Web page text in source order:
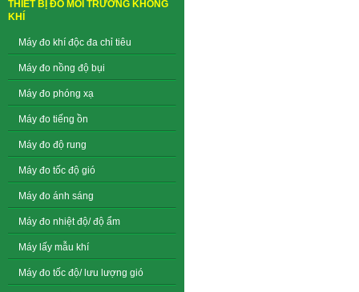
THIẾT BỊ ĐO MÔI TRƯỜNG KHÔNG
KHÍ
Máy đo khí độc đa chỉ tiêu
Máy đo nồng độ bụi
Máy đo phóng xạ
Máy đo tiếng ồn
Máy đo độ rung
Máy đo tốc độ gió
Máy đo ánh sáng
Máy đo nhiệt độ/ độ ẩm
Máy lấy mẫu khí
Máy đo tốc độ/ lưu lượng gió